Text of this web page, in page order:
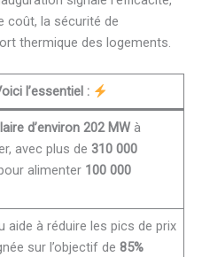
coût, la sécurité de
thermique des logements.
l’essentiel :
d’environ 202 MW à
avec plus de310 000
alimenter 100 000
aide à réduire les pics de prix
sur l’objectif de85%